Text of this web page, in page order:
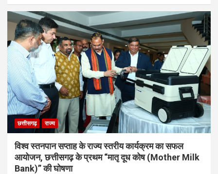
छत्तीसगढ़ राज्य
विश्व स्तनपान सप्ताह के राज्य स्तरीय कार्यक्रम का सफल
आयोजन, छत्तीसगढ़ के प्रथम “मातृ दूध कोष (Mother Milk
Bank)” की घोषणा